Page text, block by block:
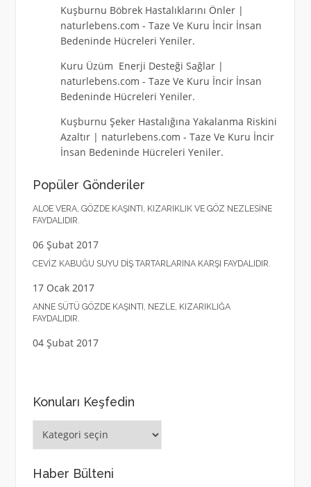
Kuşburnu Böbrek Hastalıklarını Önler |
naturlebens.com - Taze Ve Kuru İncir İnsan
Bedeninde Hücreleri Yeniler.
Kuru Üzüm Enerji Desteği Sağlar |
naturlebens.com - Taze Ve Kuru İncir İnsan
Bedeninde Hücreleri Yeniler.
Kuşburnu Şeker Hastalığına Yakalanma Riskini
Azaltır | naturlebens.com - Taze Ve Kuru İncir
İnsan Bedeninde Hücreleri Yeniler.
Popüler Gönderiler
ALOE VERA, GÖZDE KAŞINTI, KIZARIKLIK VE GÖZ NEZLESINE
FAYDALIDIR.
06 Şubat 2017
CEVIZ KABUĞU SUYU DIŞ TARTARLARINA KARŞI FAYDALIDIR.
17 Ocak 2017
ANNE SÜTÜ GÖZDE KAŞINTI, NEZLE, KIZARIKLIĞA
FAYDALIDIR.
04 Şubat 2017
Konuları Keşfedin
Keşfedin
Haber Bülteni